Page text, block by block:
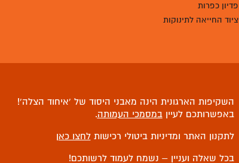
פדיון כפרות
ציוד החייאה לתינוקות
השקיפות הארגונית הינה מאבני היסוד של ‘איחוד הצלה’!
באפשרותכם לעייןבמסמכי העמותה.
לתקנון האתר ומדיניות ביטולי רכישותלחצו כאן
בכל שאלה ועניין – נשמח לעמוד לרשותכם!